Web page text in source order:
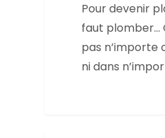
Pour devenir
faut plomber…
pas n’importe
ni dans